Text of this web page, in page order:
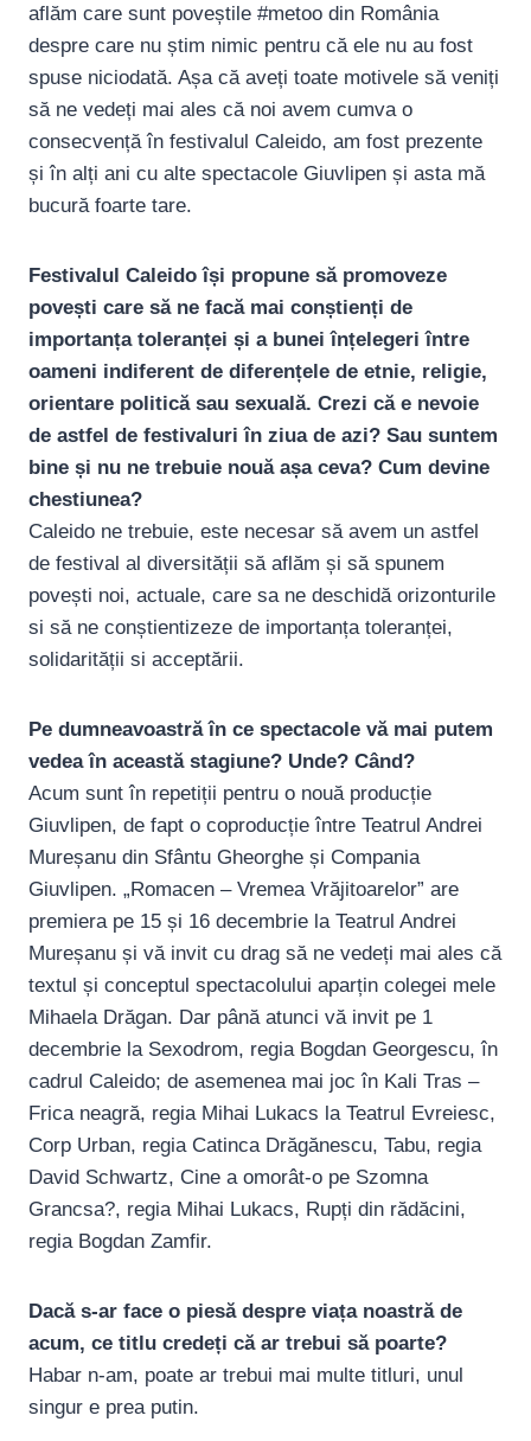
aflăm care sunt poveștile #metoo din România
despre care nu știm nimic pentru că ele nu au fost
spuse niciodată. Așa că aveți toate motivele să veniți
să ne vedeți mai ales că noi avem cumva o
consecvență în festivalul Caleido, am fost prezente
și în alți ani cu alte spectacole Giuvlipen și asta mă
bucură foarte tare.
Festivalul Caleido își propune să promoveze
povești care să ne facă mai conștienți de
importanța toleranței și a bunei înțelegeri între
oameni indiferent de diferențele de etnie, religie,
orientare politică sau sexuală. Crezi că e nevoie
de astfel de festivaluri în ziua de azi? Sau suntem
bine și nu ne trebuie nouă așa ceva? Cum devine
chestiunea?
Caleido ne trebuie, este necesar să avem un astfel
de festival al diversității să aflăm și să spunem
povești noi, actuale, care sa ne deschidă orizonturile
si să ne conștientizeze de importanța toleranței,
solidarității si acceptării.
Pe dumneavoastră în ce spectacole vă mai putem
vedea în această stagiune? Unde? Când?
Acum sunt în repetiții pentru o nouă producție
Giuvlipen, de fapt o coproducție între Teatrul Andrei
Mureșanu din Sfântu Gheorghe și Compania
Giuvlipen. „Romacen – Vremea Vrăjitoarelor” are
premiera pe 15 și 16 decembrie la Teatrul Andrei
Mureșanu și vă invit cu drag să ne vedeți mai ales că
textul și conceptul spectacolului aparțin colegei mele
Mihaela Drăgan. Dar până atunci vă invit pe 1
decembrie la Sexodrom, regia Bogdan Georgescu, în
cadrul Caleido; de asemenea mai joc în Kali Tras –
Frica neagră, regia Mihai Lukacs la Teatrul Evreiesc,
Corp Urban, regia Catinca Drăgănescu, Tabu, regia
David Schwartz, Cine a omorât-o pe Szomna
Grancsa?, regia Mihai Lukacs, Rupți din rădăcini,
regia Bogdan Zamfir.
Dacă s-ar face o piesă despre viața noastră de
acum, ce titlu credeți că ar trebui să poarte?
Habar n-am, poate ar trebui mai multe titluri, unul
singur e prea putin.